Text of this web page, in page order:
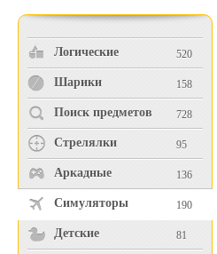
Логические 520
Шарики 158
Поиск предметов 728
Стрелялки 95
Аркадные 136
Симуляторы 190
Детские 81